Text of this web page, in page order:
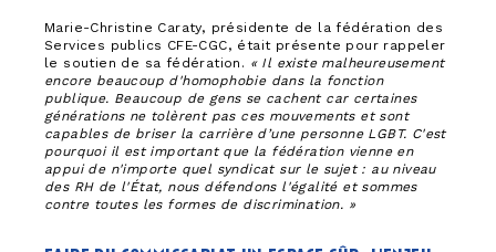
Marie-Christine Caraty, présidente de la fédération des
Services publics CFE-CGC, était présente pour rappeler
le soutien de sa fédération. « Il existe malheureusement
encore beaucoup d'homophobie dans la fonction
publique. Beaucoup de gens se cachent car certaines
générations ne tolèrent pas ces mouvements et sont
capables de briser la carrière d’une personne LGBT. C'est
pourquoi il est important que la fédération vienne en
appui de n'importe quel syndicat sur le sujet : au niveau
des RH de l'État, nous défendons l'égalité et sommes
contre toutes les formes de discrimination. »